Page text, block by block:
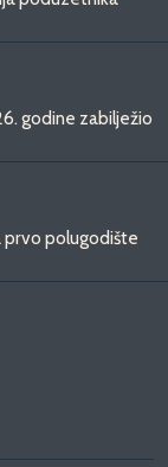
godine zabilježio
prvo polugodište